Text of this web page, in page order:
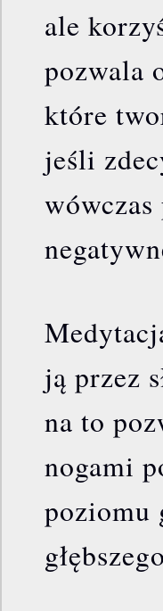
ale
pozwala
które
jeśli
wówczas
ją przez
na to
nogami
poziomu